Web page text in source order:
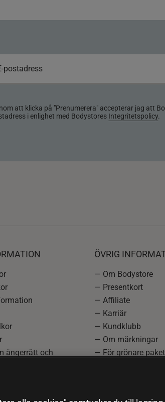
att klicka på "Prenumerera" accepterar jag att
i enlighet med Bodystores Integritetspolicy.
ångerrätt och
ÖVRIG
— Om Bodystore
— Presentkort
— Affiliate
— Karriär
— Kundklubb
— Om märkningar
— För grönare paket